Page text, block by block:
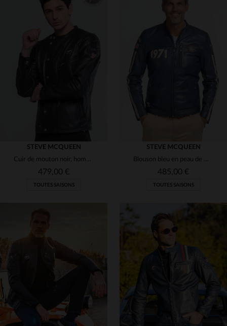
TAILLES DISPONIBLES
TAILLES DISPONIBLES
STEVE MCQUEEN
Cuir de mouton noir, hommage au blouson motard de McQueen en 1971.
479,00 €
TOUTES SAISONS
TAILLES DISPONIBLES
STEVE MCQUEEN
Blouson bleu en peau de mouton souple, style racing, patchs Le Mans.
485,00 €
TOUTES SAISONS